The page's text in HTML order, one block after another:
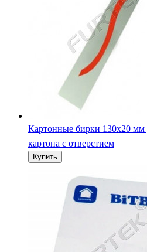
Картонные бирки навесные
сверлением отверстия